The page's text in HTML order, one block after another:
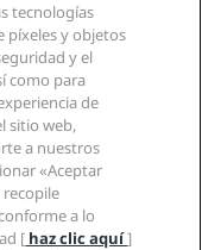
tecnologías
píxeles y objetos
y el
como para
de
sitio web,
a nuestros
«Aceptar
recopile
a lo
[ haz clic aquí]